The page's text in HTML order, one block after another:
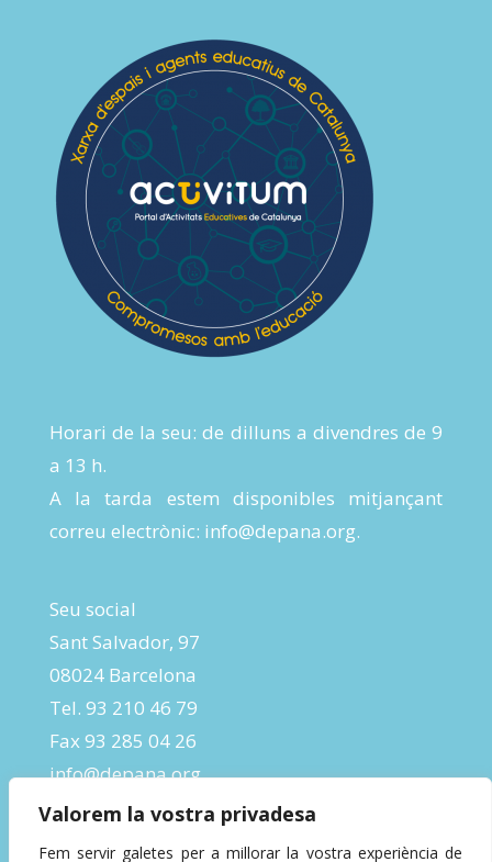
Valorem la vostra privadesa
Fem servir galetes per a millorar la vostra experiència de
Horari de la seu: de dilluns a divendres de 9
a 13 h.
A la tarda estem disponibles mitjançant
correu electrònic: info@depana.org.
Seu social
Sant Salvador, 97
08024 Barcelona
Tel. 93 210 46 79
Fax 93 285 04 26
info@depana.org